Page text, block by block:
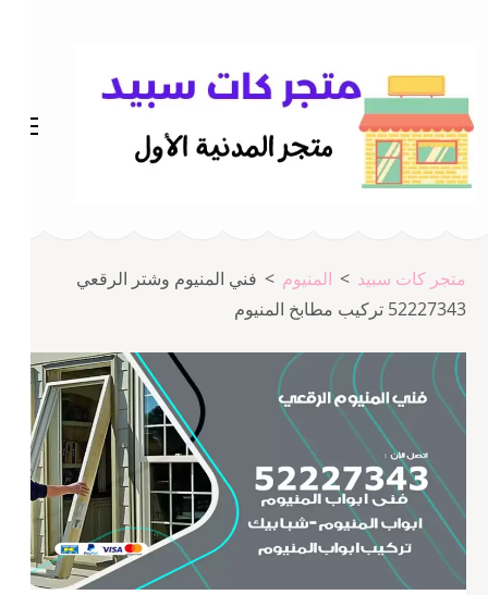
المحتوى
(اضغط
Enter)
متجر كات سبيد > المنيوم > فني المنيوم وشتر الرقعي
52227343 تركيب مطابخ المنيوم